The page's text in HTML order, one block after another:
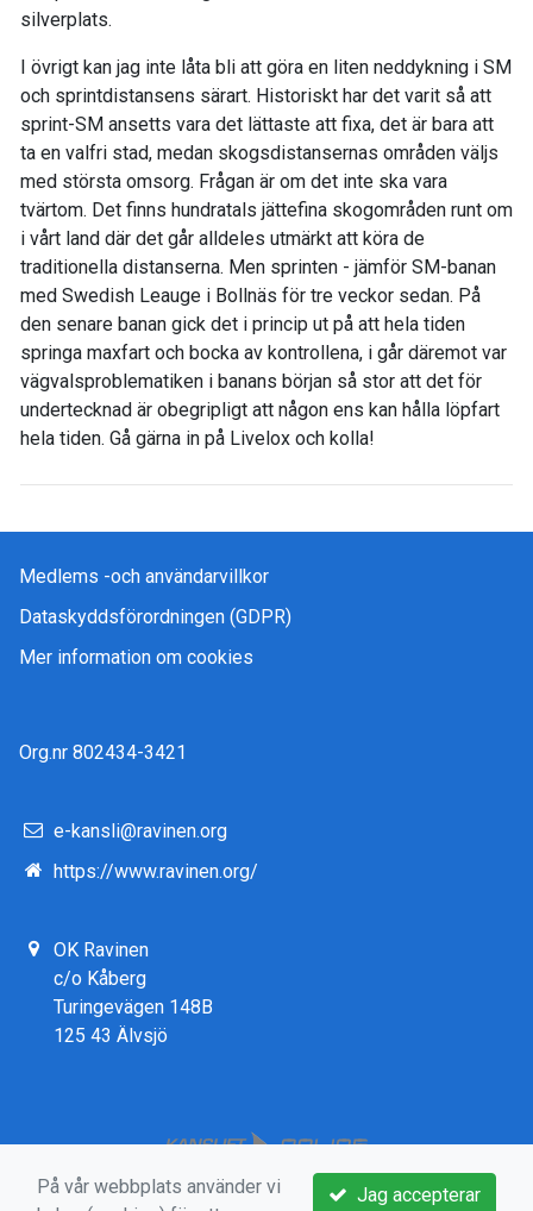
silverplats.
I övrigt kan jag inte låta bli att göra en liten neddykning i SM
och sprintdistansens särart. Historiskt har det varit så att
sprint-SM ansetts vara det lättaste att fixa, det är bara att
ta en valfri stad, medan skogsdistansernas områden väljs
med största omsorg. Frågan är om det inte ska vara
tvärtom. Det finns hundratals jättefina skogområden runt om
i vårt land där det går alldeles utmärkt att köra de
traditionella distanserna. Men sprinten - jämför SM-banan
med Swedish Leauge i Bollnäs för tre veckor sedan. På
den senare banan gick det i princip ut på att hela tiden
springa maxfart och bocka av kontrollena, i går däremot var
vägvalsproblematiken i banans början så stor att det för
undertecknad är obegripligt att någon ens kan hålla löpfart
hela tiden. Gå gärna in på Livelox och kolla!
Medlems -och användarvillkor
Dataskyddsförordningen (GDPR)
Mer information om cookies
Org.nr 802434-3421
e-kansli@ravinen.org
https://www.ravinen.org/
OK Ravinen
c/o Kåberg
Turingevägen 148B
125 43 Älvsjö
Jag accepterar
På vår webbplats använder vi